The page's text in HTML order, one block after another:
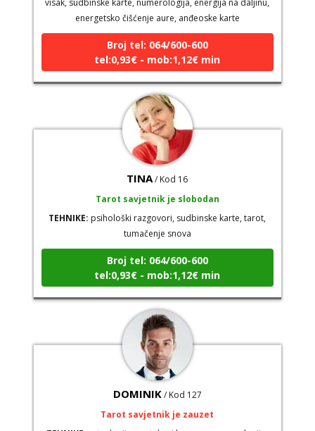
energetsko čišćenje aure, anđeoske karte
Broj tel: 064/600-600
tel:0,93€ - mob:1,12€ min
TINA/ Kod 16
psihološki razgovori, sudbinske karte, tarot,
tumačenje snova
Broj tel: 064/600-600
tel:0,93€ - mob:1,12€ min
DOMINIK/ Kod 127
astrologija – natalna i horarna, numerologija,